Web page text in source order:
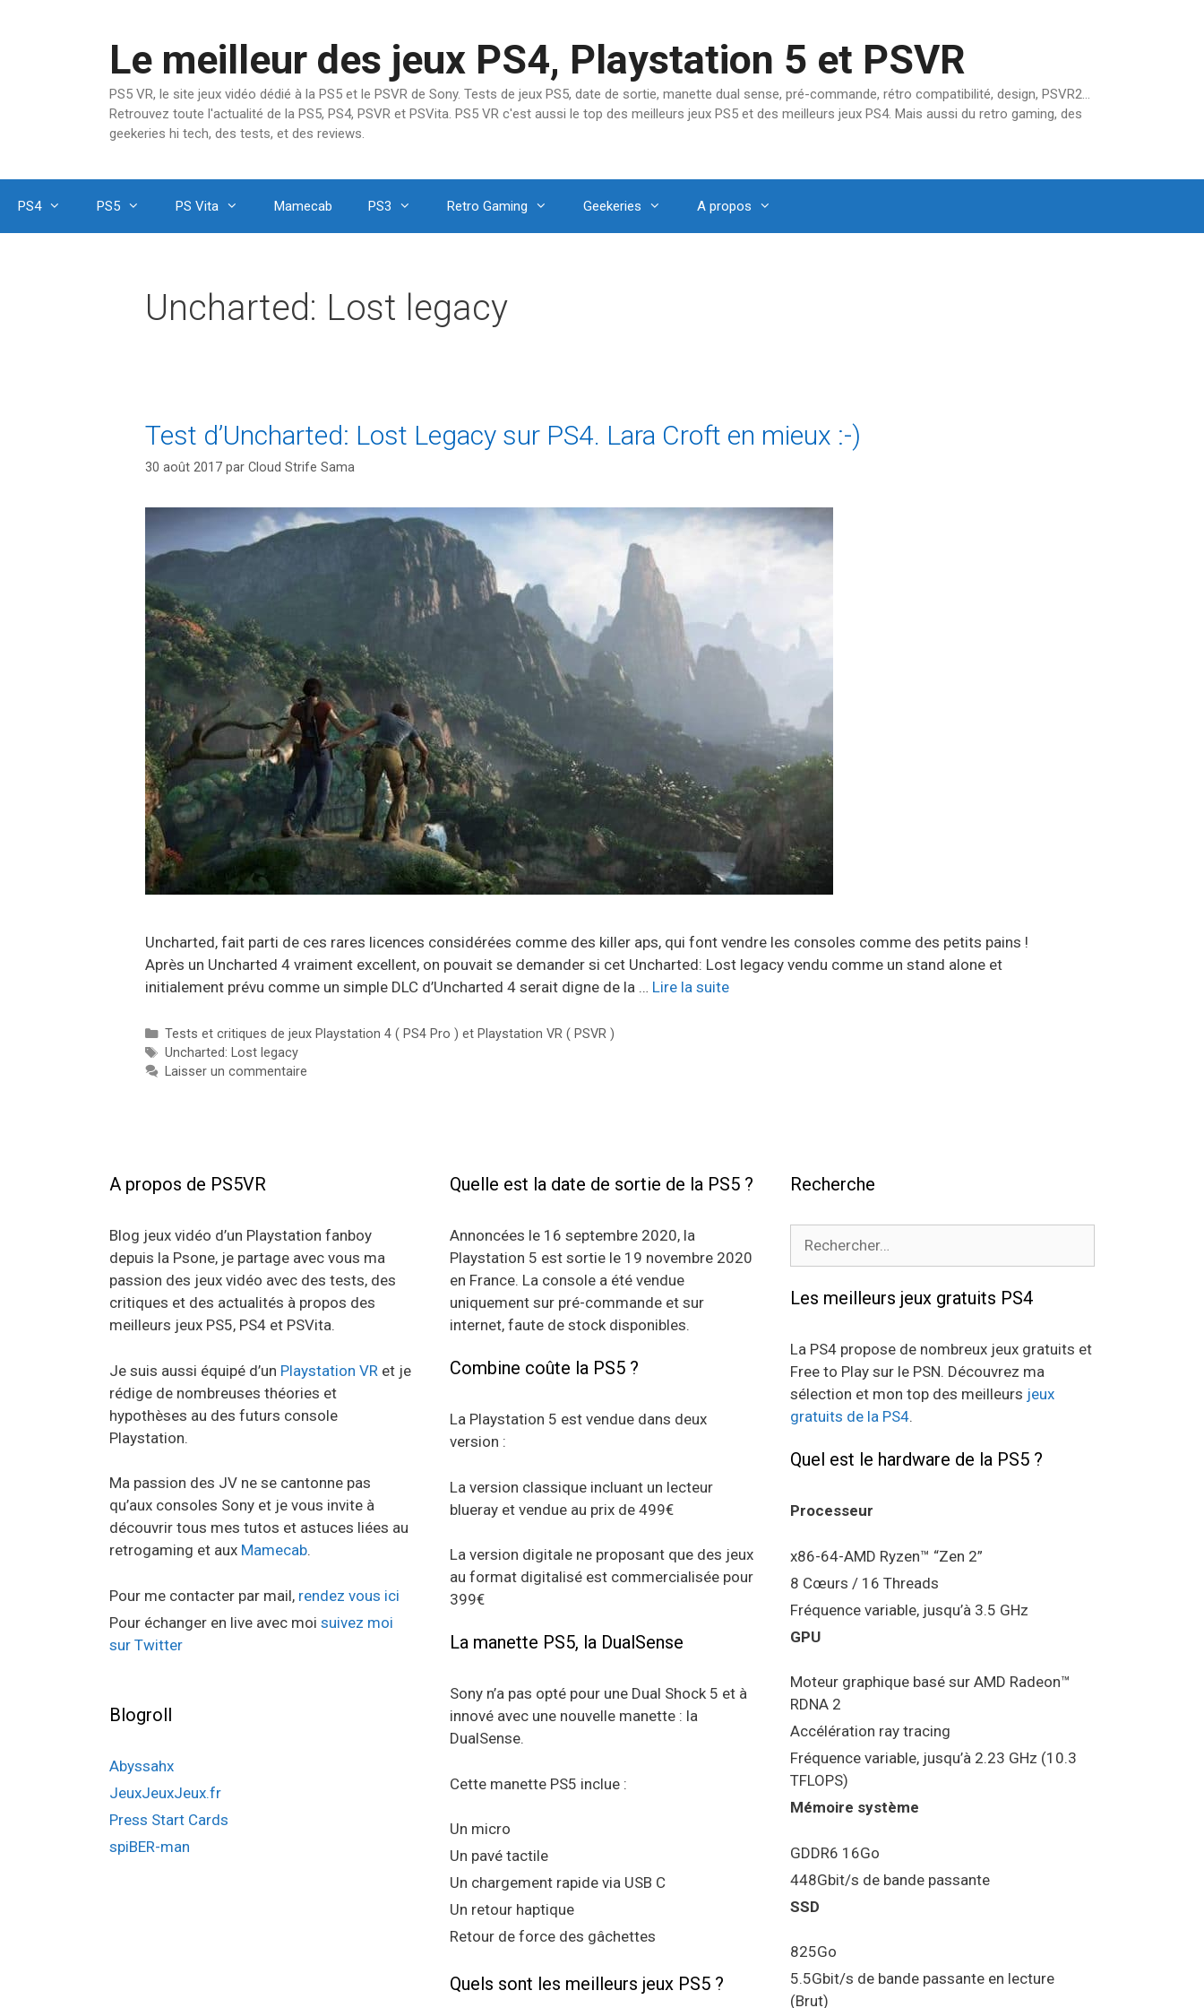
Le meilleur des jeux PS4, Playstation 5 et PSVR
PS5 VR, le site jeux vidéo dédié à la PS5 et le PSVR de Sony. Tests de jeux PS5, date de sortie, manette dual sense, pré-commande, rétro compatibilité, design, PSVR2…
Retrouvez toute l'actualité de la PS5, PS4, PSVR et PSVita. PS5 VR c'est aussi le top des meilleurs jeux PS5 et des meilleurs jeux PS4. Mais aussi du retro gaming, des
geekeries hi tech, des tests, et des reviews.
PS4 PS5 PS Vita Mamecab PS3 Retro Gaming Geekeries A propos
Uncharted: Lost legacy
Test d’Uncharted: Lost Legacy sur PS4. Lara Croft en mieux :-)
30 août 2017 par Cloud Strife Sama
Uncharted, fait parti de ces rares licences considérées comme des killer aps, qui font vendre les consoles comme des petits pains !
Après un Uncharted 4 vraiment excellent, on pouvait se demander si cet Uncharted: Lost legacy vendu comme un stand alone et
initialement prévu comme un simple DLC d’Uncharted 4 serait digne de la … Lire la suite
Catégories
Tests et critiques de jeux Playstation 4 ( PS4 Pro ) et Playstation VR ( PSVR )
Étiquettes
Uncharted: Lost legacy
Laisser un commentaire
A propos de PS5VR
Blog jeux vidéo d’un Playstation fanboy
depuis la Psone, je partage avec vous ma
passion des jeux vidéo avec des tests, des
critiques et des actualités à propos des
meilleurs jeux PS5, PS4 et PSVita.
Je suis aussi équipé d’un Playstation VR et je
rédige de nombreuses théories et
hypothèses au des futurs console
Playstation.
Ma passion des JV ne se cantonne pas
qu’aux consoles Sony et je vous invite à
découvrir tous mes tutos et astuces liées au
retrogaming et aux Mamecab.
Pour me contacter par mail, rendez vous ici
Pour échanger en live avec moi suivez moi
sur Twitter
Blogroll
Abyssahx
JeuxJeuxJeux.fr
Press Start Cards
spiBER-man
Quelle est la date de sortie de la PS5 ?
Annoncées le 16 septembre 2020, la
Playstation 5 est sortie le 19 novembre 2020
en France. La console a été vendue
uniquement sur pré-commande et sur
internet, faute de stock disponibles.
Combine coûte la PS5 ?
La Playstation 5 est vendue dans deux
version :
La version classique incluant un lecteur
blueray et vendue au prix de 499€
La version digitale ne proposant que des jeux
au format digitalisé est commercialisée pour
399€
La manette PS5, la DualSense
Sony n’a pas opté pour une Dual Shock 5 et à
innové avec une nouvelle manette : la
DualSense.
Cette manette PS5 inclue :
Un micro
Un pavé tactile
Un chargement rapide via USB C
Un retour haptique
Retour de force des gâchettes
Quels sont les meilleurs jeux PS5 ?
Recherche
Les meilleurs jeux gratuits PS4
La PS4 propose de nombreux jeux gratuits et
Free to Play sur le PSN. Découvrez ma
sélection et mon top des meilleurs jeux
gratuits de la PS4.
Quel est le hardware de la PS5 ?
Processeur
x86-64-AMD Ryzen™ “Zen 2”
8 Cœurs / 16 Threads
Fréquence variable, jusqu’à 3.5 GHz
GPU
Moteur graphique basé sur AMD Radeon™
RDNA 2
Accélération ray tracing
Fréquence variable, jusqu’à 2.23 GHz (10.3
TFLOPS)
Mémoire système
GDDR6 16Go
448Gbit/s de bande passante
SSD
825Go
5.5Gbit/s de bande passante en lecture
(Brut)